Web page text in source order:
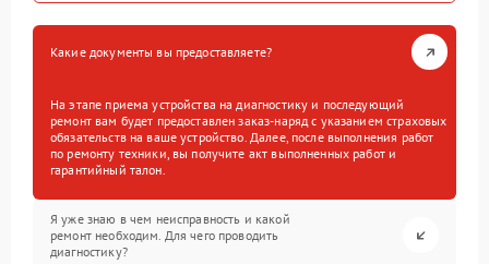
Какие документы вы предоставляете?
На этапе приема устройства на диагностику и последующий
ремонт вам будет предоставлен заказ-наряд с указанием страховых
обязательств на ваше устройство. Далее, после выполнения работ
по ремонту техники, вы получите акт выполненных работ и
гарантийный талон.
Я уже знаю в чем неисправность и какой
ремонт необходим. Для чего проводить
диагностику?